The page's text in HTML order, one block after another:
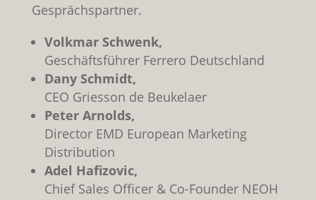
Gesprächspartner.
Volkmar Schwenk,
Geschäftsführer Ferrero Deutschland
Dany Schmidt,
CEO Griesson de Beukelaer
Peter Arnolds,
Director EMD European Marketing
Distribution
Adel Hafizovic,
Chief Sales Officer & Co-Founder NEOH